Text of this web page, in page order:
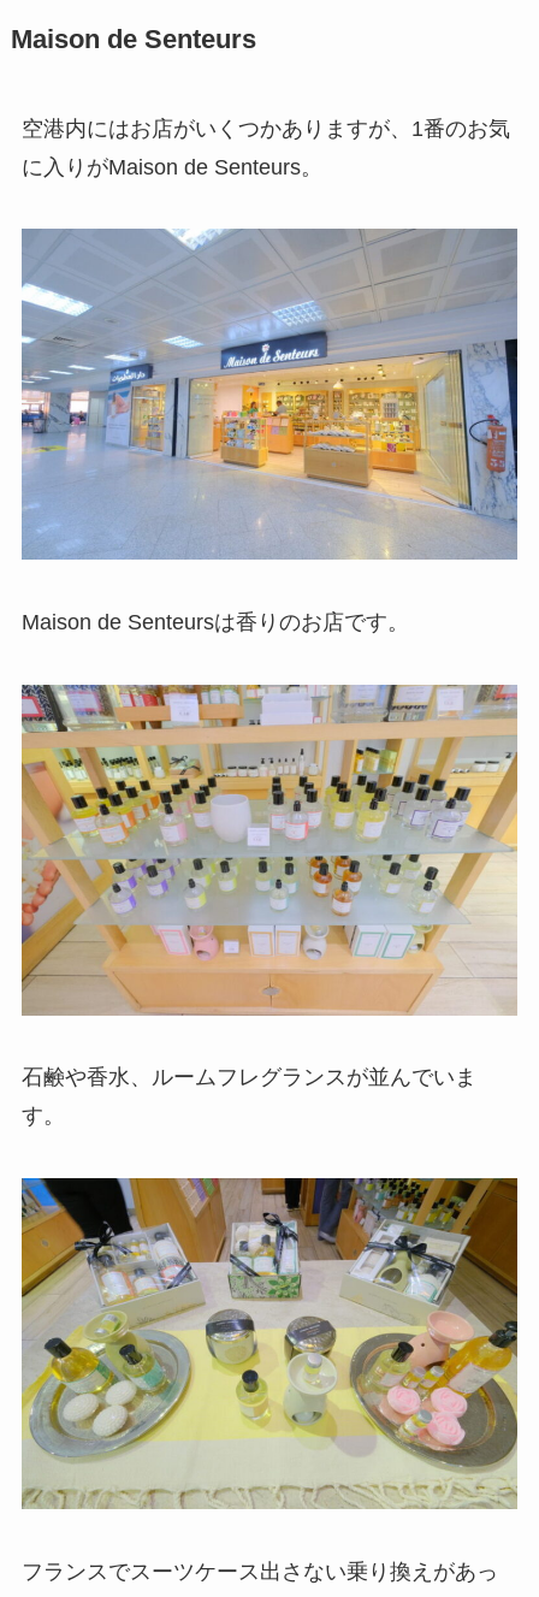
Maison de Senteurs
空港内にはお店がいくつかありますが、1番のお気
に入りがMaison de Senteurs。
Maison de Senteursは香りのお店です。
石鹸や香水、ルームフレグランスが並んでいま
す。
フランスでスーツケース出さない乗り換えがあっ